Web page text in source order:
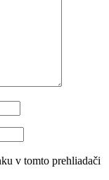
v tomto prehliadači